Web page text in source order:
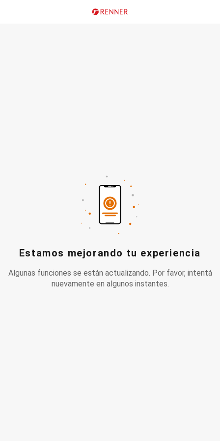
Estamos mejorando tu experiencia
Algunas funciones se están actualizando. Por favor, intentá
nuevamente en algunos instantes.